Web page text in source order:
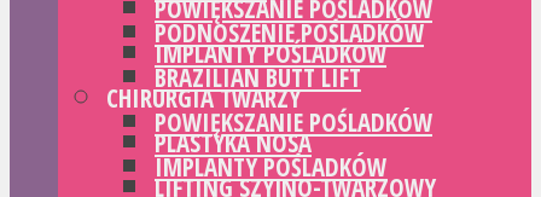
POWIĘKSZANIE POŚLADKÓW
IMPLANTY POŚLADKÓW
CHIRURGIA TWARZY
PLASTYKA NOSA
LIFTING SZYJNO-TWARZOWY
PODNOSZENIE POŚLADKÓW
BRAZILIAN BUTT LIFT
POWIĘKSZANIE POŚLADKÓW
IMPLANTY POŚLADKÓW